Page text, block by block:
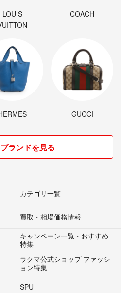
LOUIS
COACH
GUCCI
ランドを見る
カテゴリ一覧
買取・相場価格情報
キャンペーン一覧・おすすめ
特集
ラクマ公式ショップ ファッシ
ョン特集
SPU